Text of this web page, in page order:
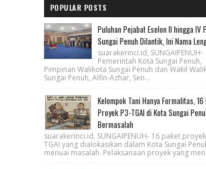
POPULAR POSTS
Puluhan Pejabat Eselon II hingga IV
Sungai Penuh Dilantik, Ini Nama
suarakerinci.id, SUNGAIPENUH-
Pemerintah Kota Sungai Penuh,
Pimpinan Walikota Sungai Penuh dan Wakil
Sungai Penuh, Alfin-Azhar, Sen...
Kelompok Tani Hanya Formalitas,
Proyek P3-TGAI di Kota Sungai
Bermasalah
suarakerinci.id, SUNGAIPENUH- 16 paket
TGAI yang dialokasikan dalam Kota Sungai
menuai masalah. Pelaksanaan proyek yang